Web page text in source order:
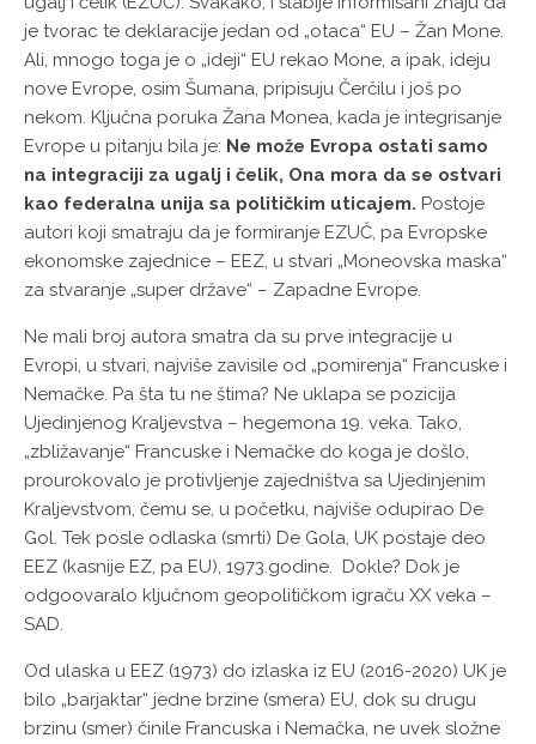
je tvorac te deklaracije jedan od „otaca“ EU – Žan Mone.
Ali, mnogo toga je o „ideji“ EU rekao Mone, a ipak, ideju
nove Evrope, osim Šumana, pripisuju Čerčilu i još po
nekom. Ključna poruka Žana Monea, kada je integrisanje
Evrope u pitanju bila je: Ne može Evropa ostati samo
na integraciji za ugalj i čelik, Ona mora da se ostvari
kao federalna unija sa političkim uticajem. Postoje
autori koji smatraju da je formiranje EZUČ, pa Evropske
ekonomske zajednice – EEZ, u stvari „Moneovska maska“
za stvaranje „super države“ – Zapadne Evrope.
Ne mali broj autora smatra da su prve integracije u
Evropi, u stvari, najviše zavisile od „pomirenja“ Francuske i
Nemačke. Pa šta tu ne štima? Ne uklapa se pozicija
Ujedinjenog Kraljevstva – hegemona 19. veka. Tako,
„zbližavanje“ Francuske i Nemačke do koga je došlo,
prourokovalo je protivljenje zajedništva sa Ujedinjenim
Kraljevstvom, čemu se, u početku, najviše odupirao De
Gol. Tek posle odlaska (smrti) De Gola, UK postaje deo
EEZ (kasnije EZ, pa EU), 1973.godine. Dokle? Dok je
odgoovaralo ključnom geopolitičkom igraču XX veka –
SAD.
Od ulaska u EEZ (1973) do izlaska iz EU (2016-2020) UK je
bilo „barjaktar“ jedne brzine (smera) EU, dok su drugu
brzinu (smer) činile Francuska i Nemačka, ne uvek složne